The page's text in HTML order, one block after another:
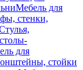
Мебель для
стенки,
для
стойки